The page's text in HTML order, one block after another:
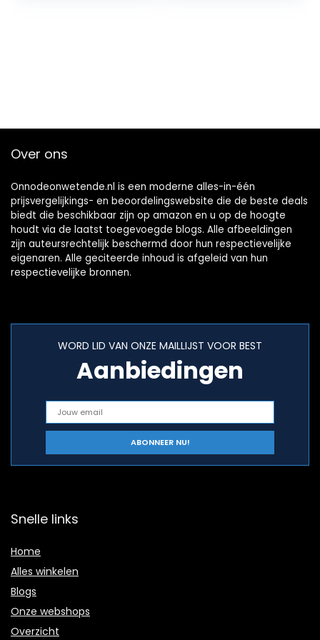
Over ons
Onnodeonwetende.nl is een moderne alles-in-één
prijsvergelijkings- en beoordelingswebsite die de beste deals
biedt die beschikbaar zijn op amazon en u op de hoogte
houdt via de laatst toegevoegde blogs. Alle afbeeldingen
zijn auteursrechtelijk beschermd door hun respectievelijke
eigenaren. Alle geciteerde inhoud is afgeleid van hun
respectievelijke bronnen.
WORD LID VAN ONZE MAILLIJST VOOR BEST
Aanbiedingen
Snelle links
Home
Alles winkelen
Blogs
Onze webshops
Overzicht